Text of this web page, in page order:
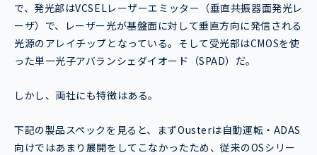
で、発光部はVCSELレーザーエミッター（垂直共振器面発光レ
ーザ）で、レーザー光が基盤面に対して垂直方向に発信される
光源のアレイチップとなっている。そして受光部はCMOSを使
った単一光子アバランシェダイオード（SPAD）だ。
しかし、両社にも特徴はある。
下記の製品スペックを見ると、まずOusterは自動運転・ADAS
向けではあまり展開をしてこなかったため、従来のOSシリー